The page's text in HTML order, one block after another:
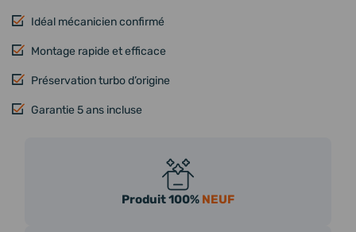
Idéal mécanicien confirmé
Montage rapide et efficace
Préservation turbo d’origine
Garantie 5 ans incluse
Produit 100% NEUF